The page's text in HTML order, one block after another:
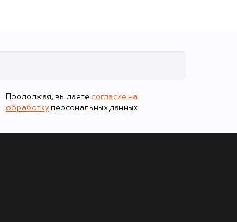
Продолжая, вы даете согласие на
обработку персональных данных